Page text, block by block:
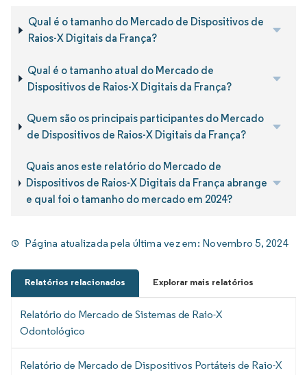
Qual é o tamanho do Mercado de Dispositivos de
Raios-X Digitais da França?
Qual é o tamanho atual do Mercado de
Dispositivos de Raios-X Digitais da França?
Quem são os principais participantes do Mercado
de Dispositivos de Raios-X Digitais da França?
Quais anos este relatório do Mercado de
Dispositivos de Raios-X Digitais da França abrange
e qual foi o tamanho do mercado em 2024?
Página atualizada pela última vez em: Novembro 5, 2024
Relatórios relacionados Explorar mais relatórios
Relatório do Mercado de Sistemas de Raio-X
Odontológico
Relatório de Mercado de Dispositivos Portáteis de Raio-X